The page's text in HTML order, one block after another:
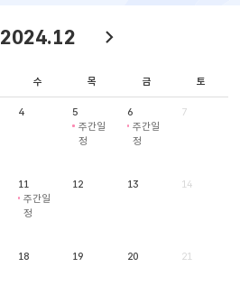
2024.12
수 목 금 토
4
5
주간일
정
6
주간일
정
7
11
주간일
정
12 13 14
18 19 20 21